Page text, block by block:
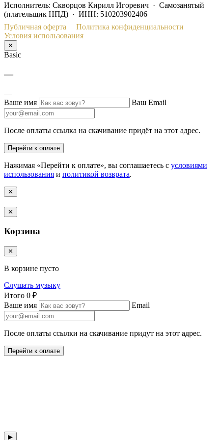
Исполнитель: Скворцов Кирилл Игоревич · Самозанятый
(плательщик НПД) · ИНН: 510203902406
Публичная оферта
Политика конфиденциальности
Условия использования
✕
Basic
—
—
Ваше имя
Ваш Email
После оплаты ссылка на скачивание придёт на этот адрес.
Перейти к оплате
Нажимая «Перейти к оплате», вы соглашаетесь с условиями
использования и политикой возврата.
✕
✕
Корзина
✕
В корзине пусто
Слушать музыку
Итого 0 ₽
Ваше имя
Email
После оплаты ссылки на скачивание придут на этот адрес.
Перейти к оплате
▶